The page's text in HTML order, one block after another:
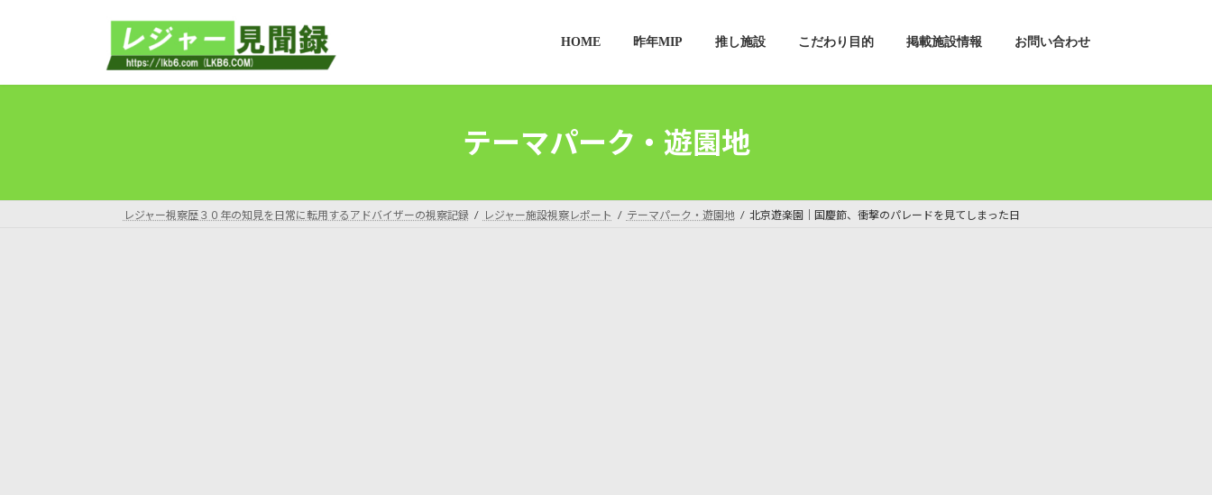
プ
動
HOME 昨年MIP 推し施設 こだわり目的 掲載施設情報 お問い合わせ
テーマパーク・遊園地
レジャー視察歴３０年の知見を日常に転用するアドバイザーの視察記録 レジャー施設視察レポート テーマパーク・遊園地 北京遊楽園｜国慶節、衝撃のパレードを見てしまった日